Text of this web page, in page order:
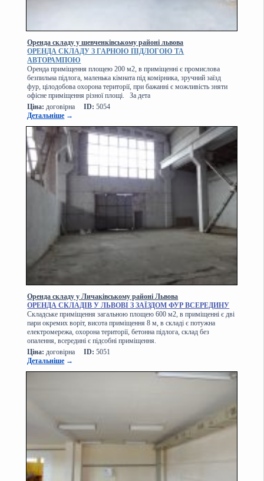
Оренда складу у шевченківському районі львова
ОРЕНДА СКЛАДУ З ГАРНОЮ ПІДЛОГОЮ ТА
АВТОРАМПОЮ
Оренда приміщення площею 200 м2, в приміщенні є промислова
безпильна підлога, маленька кімната під комірника, зручний заїзд
фур, цілодобова охорона території, при бажанні є можливість зняти
офісне приміщення різної площі. За дета
Ціна: договірна ID: 5054
Детальніше →
Оренда складу у Личаківському районі Львова
ОРЕНДА СКЛАДІВ У ЛЬВОВІ З ЗАЇЗДОМ ФУР ВСЕРЕДИНУ
Складське приміщення загальною площею 600 м2, в приміщенні є дві
пари окремих воріт, висота приміщення 8 м, в складі є потужна
електромережа, охорона території, бетонна підлога, склад без
опалення, всередині є підсобні приміщення.
Ціна: договірна ID: 5051
Детальніше →